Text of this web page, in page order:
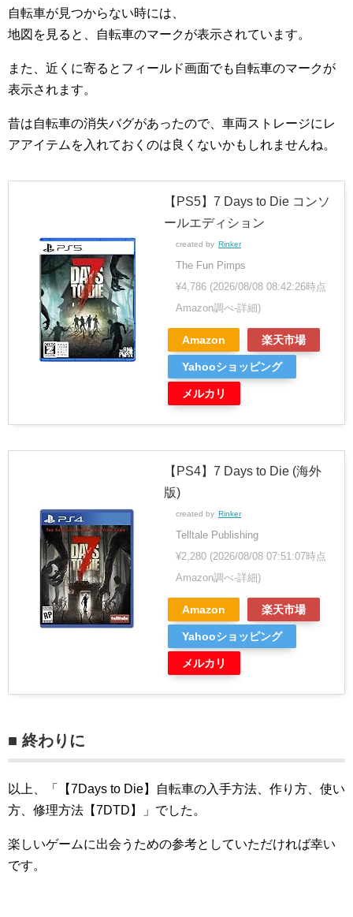
自転車が見つからない時には、
地図を見ると、自転車のマークが表示されています。
また、近くに寄るとフィールド画面でも自転車のマークが
表示されます。
昔は自転車の消失バグがあったので、車両ストレージにレ
アアイテムを入れておくのは良くないかもしれませんね。
【PS5】7 Days to Die コンソ
ールエディション
created by Rinker
The Fun Pimps
¥4,786 (2026/08/08 08:42:26時点
Amazon調べ-詳細)
Amazon 楽天市場
Yahooショッピング
メルカリ
【PS4】7 Days to Die (海外
版)
created by Rinker
Telltale Publishing
¥2,280 (2026/08/08 07:51:07時点
Amazon調べ-詳細)
Amazon 楽天市場
Yahooショッピング
メルカリ
■ 終わりに
以上、「【7Days to Die】自転車の入手方法、作り方、使い
方、修理方法【7DTD】」でした。
楽しいゲームに出会うための参考としていただければ幸い
です。